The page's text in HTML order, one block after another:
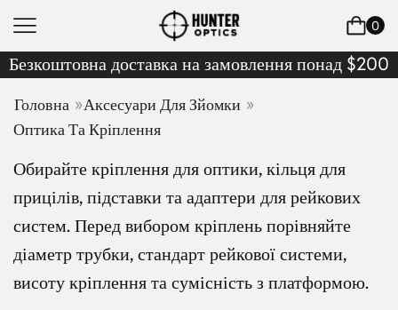
0
Безкоштовна доставка на замовлення понад $200
Головна »Аксесуари Для Зйомки »
Оптика Та Кріплення
Обирайте кріплення для оптики, кільця для
прицілів, підставки та адаптери для рейкових
систем. Перед вибором кріплень порівняйте
діаметр трубки, стандарт рейкової системи,
висоту кріплення та сумісність з платформою.